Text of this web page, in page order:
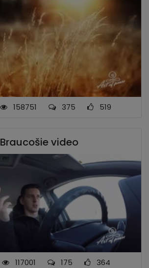
158751 375 519
Braucošie video
117001 175 364